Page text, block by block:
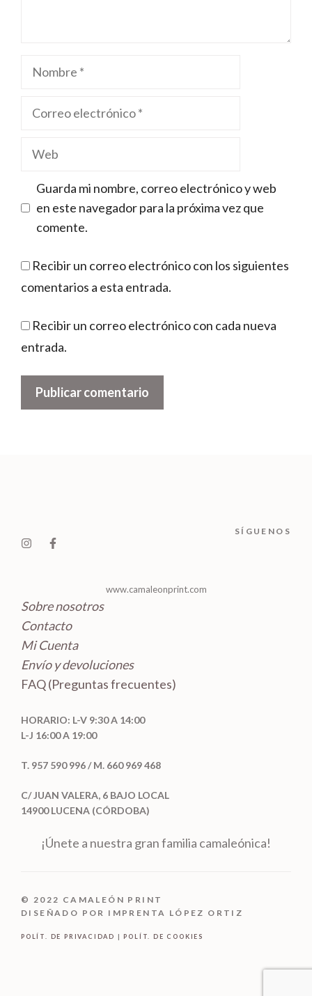
Nombre
Correo
Web
Guarda mi nombre, correo electrónico y web
en este navegador para la próxima vez que
comente.
Recibir un correo electrónico con los siguientes
comentarios a esta entrada.
Recibir un correo electrónico con cada nueva
entrada.
SÍGUENOS
www.camaleonprint.com
Sobre nosotros
Contacto
Mi Cuenta
Envío y devoluciones
FAQ (Preguntas frecuentes)
HORARIO: L-V 9:30 A 14:00
L-J 16:00 A 19:00
T. 957 590 996 / M. 660 969 468
C/ JUAN VALERA, 6 BAJO LOCAL
14900 LUCENA (CÓRDOBA)
¡Únete a nuestra gran familia camaleónica!
© 2022 CAMALEÓN PRINT
DISEÑADO POR IMPRENTA LÓPEZ ORTIZ
POLÍT. DE PRIVACIDAD POLÍT. DE COOKIES